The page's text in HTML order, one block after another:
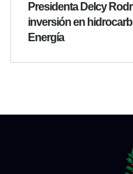
Presidenta Delcy
inversión en
Energía